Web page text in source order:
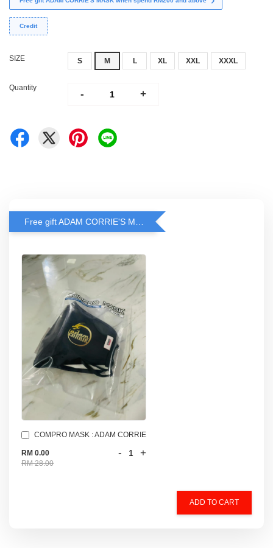
Credit
SIZE S M L XL XXL XXXL
Quantity
- +
Free gift ADAM CORRIE'S MASK when spend RM200 and above
COMPRO MASK : ADAM CORRIE
RM 0.00
RM 28.00
- +
ADD TO CART